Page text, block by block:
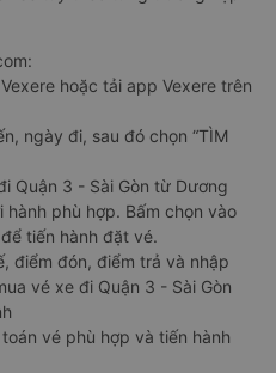
hoặc tải app Vexere trên
ngày đi, sau đó chọn “TÌM
Quận 3 - Sài Gòn từ Dương
hành phù hợp. Bấm chọn vào
tiến hành đặt vé.
điểm đón, điểm trả và nhập
vé xe đi Quận 3 - Sài Gòn
vé phù hợp và tiến hành